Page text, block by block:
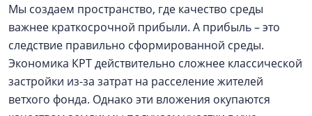
Мы создаем пространство, где качество среды
важнее краткосрочной прибыли. А прибыль – это
следствие правильно сформированной среды.
Экономика КРТ действительно сложнее классической
застройки из-за затрат на расселение жителей
ветхого фонда. Однако эти вложения окупаются